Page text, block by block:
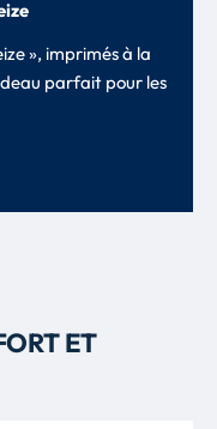
», imprimés à la
parfait pour les
ET